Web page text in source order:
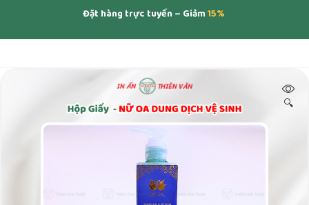
Đặt hàng trực tuyến – Giảm15%
🔍